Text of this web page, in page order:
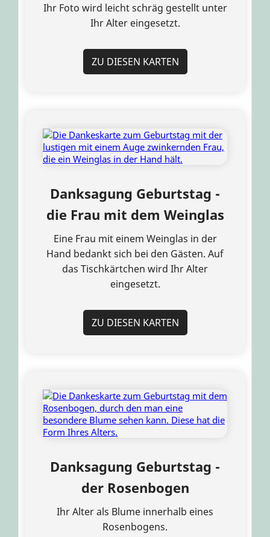
Ihr Foto wird leicht schräg gestellt unter
Ihr Alter eingesetzt.
ZU DIESEN KARTEN
Danksagung Geburtstag -
die Frau mit dem Weinglas
Eine Frau mit einem Weinglas in der
Hand bedankt sich bei den Gästen. Auf
das Tischkärtchen wird Ihr Alter
eingesetzt.
ZU DIESEN KARTEN
Danksagung Geburtstag -
der Rosenbogen
Ihr Alter als Blume innerhalb eines
Rosenbogens.